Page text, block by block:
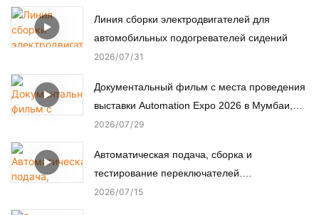
Линия сборки электродвигателей для
автомобильных подогревателей сидений
2026 07 31
Документальный фильм с места проведения
выставки Automation Expo 2026 в Мумбаи,
Индия.
2026 07 29
Автоматическая подача, сборка и
тестирование переключателей.
Автоматизированная сборочная машина.
2026 07 15